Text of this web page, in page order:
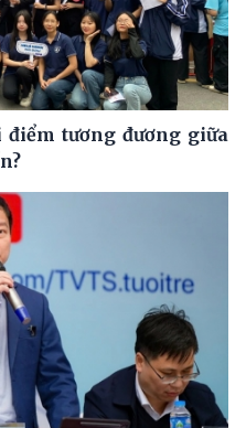
điểm tương đương giữa